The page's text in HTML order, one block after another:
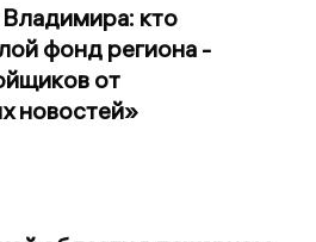
кто
фонд региона -
от
новостей»